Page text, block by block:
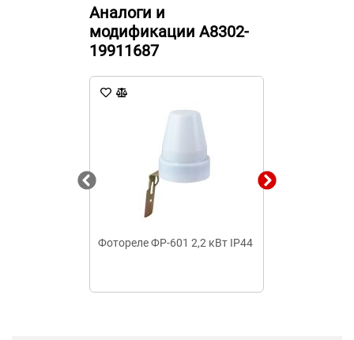
Аналоги и
модификации A8302-
19911687
Фотореле ФР-601 2,2 кВт IP44